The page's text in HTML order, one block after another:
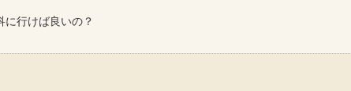
に行けば良いの？